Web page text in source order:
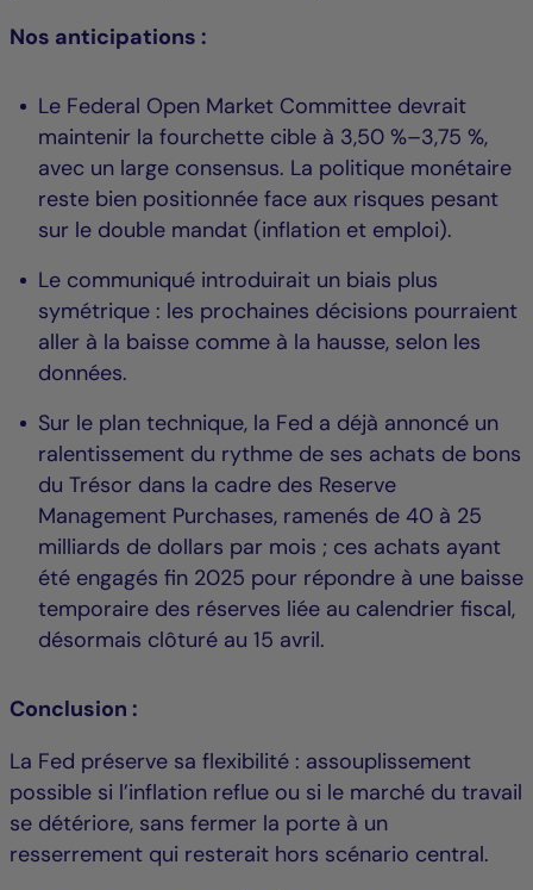
Nos anticipations :
Le Federal Open Market Committee devrait
maintenir la fourchette cible à 3,50 %–3,75 %,
avec un large consensus. La politique monétaire
reste bien positionnée face aux risques pesant
sur le double mandat (inflation et emploi).
Le communiqué introduirait un biais plus
symétrique : les prochaines décisions pourraient
aller à la baisse comme à la hausse, selon les
données.
Sur le plan technique, la Fed a déjà annoncé un
ralentissement du rythme de ses achats de bons
du Trésor dans la cadre des Reserve
Management Purchases, ramenés de 40 à 25
milliards de dollars par mois ; ces achats ayant
été engagés fin 2025 pour répondre à une baisse
temporaire des réserves liée au calendrier fiscal,
désormais clôturé au 15 avril.
Conclusion :
La Fed préserve sa flexibilité : assouplissement
possible si l’inflation reflue ou si le marché du travail
se détériore, sans fermer la porte à un
resserrement qui resterait hors scénario central.